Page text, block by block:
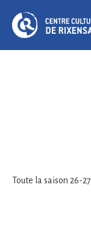
Toute la saison 26-27